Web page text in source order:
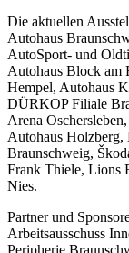
Die aktuellen
Autohaus
AutoSport- und
Autohaus Block am
Hempel, Autohaus
DÜRKOP Filiale
Arena
Autohaus Holzberg,
Braunschweig,
Frank Thiele, Lions
Nies.
Partner und
Arbeitsausschuss
Peripherie